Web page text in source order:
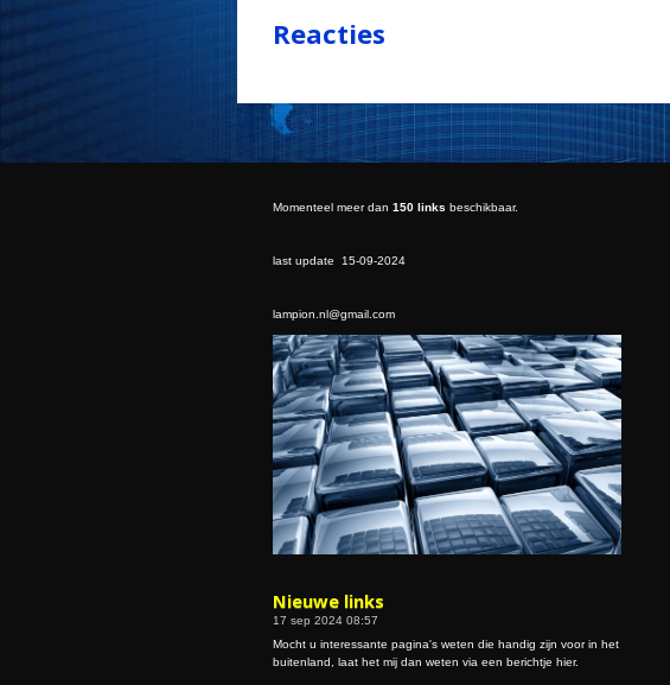
Reacties
Momenteel meer dan 150 links beschikbaar.
last update 15-09-2024
lampion.nl@gmail.com
Nieuwe links
17 sep 2024 08:57
Mocht u interessante pagina's weten die handig zijn voor in het
buitenland, laat het mij dan weten via een berichtje hier.